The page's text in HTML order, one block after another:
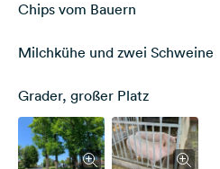
Chips vom Bauern
Milchkühe und zwei Schweine
Grader, großer Platz